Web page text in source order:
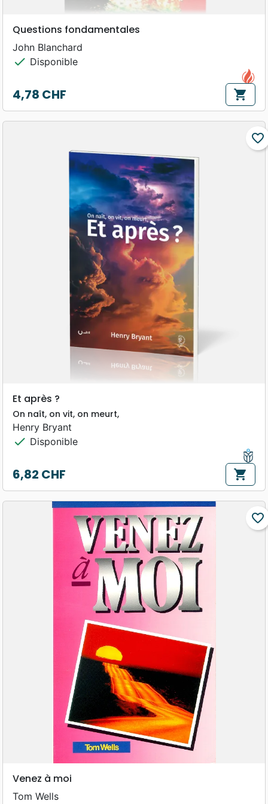
Questions fondamentales
John Blanchard
check Disponible
Prix
4,78 CHF shopping_cart
favorite_border
Et après ?
On naît, on vit, on meurt,
Henry Bryant
check Disponible
Prix
6,82 CHF shopping_cart
favorite_border
Venez à moi
Tom Wells